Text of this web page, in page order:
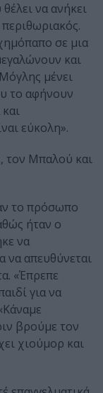
να ανήκει
σε μια
και
μένει
το αφήνουν
εύκολη».
τον Μπαλού και
το πρόσωπο
ήταν ο
να
να απευθύνεται
«Έπρεπε
για να
βρούμε τον
χιούμορ και